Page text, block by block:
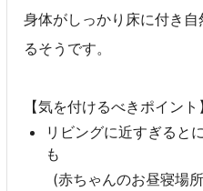
身体がしっかり床に付き
るそうです。
【気を付けるべきポイント
リビングに近すぎると
も
(赤ちゃんのお昼寝場所